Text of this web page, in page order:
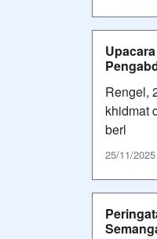
Rengel,
khidmat
berl
25/11/